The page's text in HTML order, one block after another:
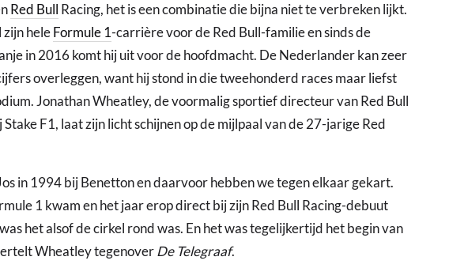
Red Bull Racing, het is een combinatie die bijna niet te verbreken lijkt.
heleFormule 1-carrière voor de Red Bull-familie en sinds de
in 2016 komt hij uit voor de hoofdmacht. De Nederlander kan zeer
overleggen, want hij stond in die tweehonderd races maar liefst
Jonathan Wheatley, de voormalig sportief directeur van Red Bull
Stake F1, laat zijn licht schijnen op de mijlpaal van de 27-jarige Red
in 1994 bij Benetton en daarvoor hebben we tegen elkaar gekart.
1 kwam en het jaar erop direct bij zijn Red Bull Racing-debuut
het alsof de cirkel rond was. En het was tegelijkertijd het begin van
Wheatley tegenoverDe Telegraaf.